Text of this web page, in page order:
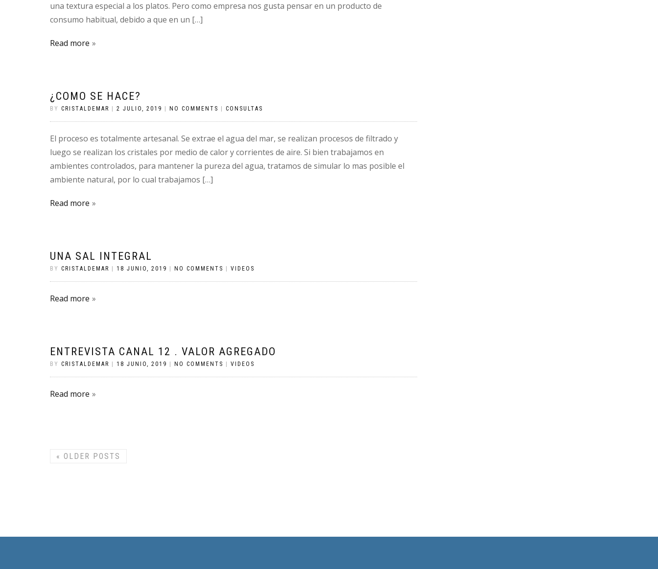
una textura especial a los platos. Pero como empresa nos gusta pensar en un producto de
consumo habitual, debido a que en un […]
Read more
¿COMO SE HACE?
BY CRISTALDEMAR 2 JULIO, 2019 NO COMMENTS CONSULTAS
El proceso es totalmente artesanal. Se extrae el agua del mar, se realizan procesos de filtrado y
luego se realizan los cristales por medio de calor y corrientes de aire. Si bien trabajamos en
ambientes controlados, para mantener la pureza del agua, tratamos de simular lo mas posible el
ambiente natural, por lo cual trabajamos […]
Read more
UNA SAL INTEGRAL
BY CRISTALDEMAR 18 JUNIO, 2019 NO COMMENTS VIDEOS
Read more
ENTREVISTA CANAL 12 . VALOR AGREGADO
BY CRISTALDEMAR 18 JUNIO, 2019 NO COMMENTS VIDEOS
Read more
« OLDER POSTS